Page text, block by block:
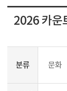
2026 카운
분류 문화